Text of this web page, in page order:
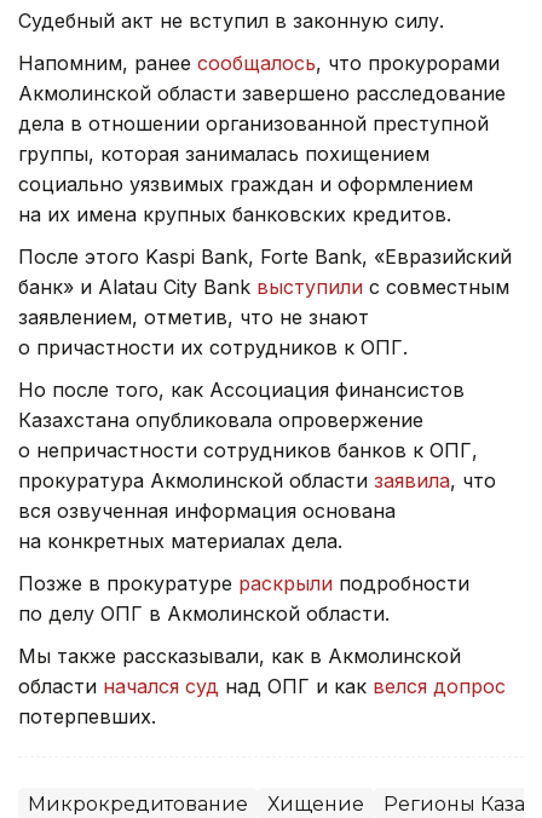
Судебный акт не вступил в законную силу.
Напомним, ранее сообщалось, что прокурорами
Акмолинской области завершено расследование
дела в отношении организованной преступной
группы, которая занималась похищением
социально уязвимых граждан и оформлением
на их имена крупных банковских кредитов.
После этого Kaspi Bank, Forte Bank, «Евразийский
банк» и Alatau City Bank выступили с совместным
заявлением, отметив, что не знают
о причастности их сотрудников к ОПГ.
Но после того, как Ассоциация финансистов
Казахстана опубликовала опровержение
о непричастности сотрудников банков к ОПГ,
прокуратура Акмолинской области заявила, что
вся озвученная информация основана
на конкретных материалах дела.
Позже в прокуратуре раскрыли подробности
по делу ОПГ в Акмолинской области.
Мы также рассказывали, как в Акмолинской
области начался суд над ОПГ и как велся допрос
потерпевших.
Микрокредитование Хищение Регионы